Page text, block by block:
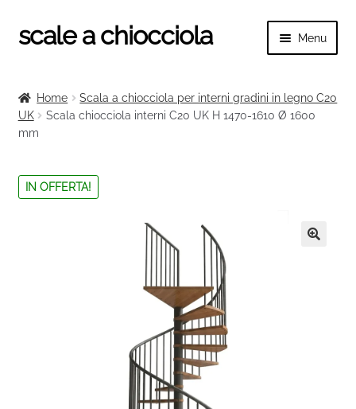
Vai
alla
Vai
al
scale a chiocciola Menu
il
menu
Tutte le scale
Ringhiere e balaustre
menu
Home
Scala a chiocciola per interni gradini in legno C20
UK
Scala chiocciola interni C20 UK H 1470-1610 Ø 1600
mm
IN OFFERTA!